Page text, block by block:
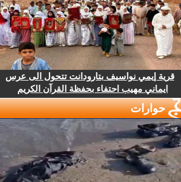
قرية إيمي نواسيف بتارودانت تتحول الى عرس
ايماني مهيب احتفاء بحفظة القرآن الكريم
حوارات